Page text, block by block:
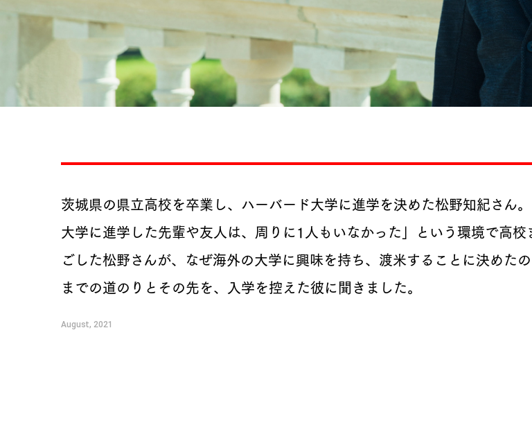
茨城県の県立高校を卒業し、ハーバード大学に進学を決めた松野知紀さん
大学に進学した先輩や友人は、周りに1人もいなかった」という環境で高校
ごした松野さんが、なぜ海外の大学に興味を持ち、渡米することに決めた
までの道のりとその先を、入学を控えた彼に聞きました。
August, 2021